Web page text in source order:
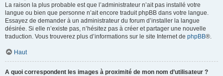
La raison la plus probable est que l’administrateur n’ait pas installé votre
langue ou bien que personne n’ait encore traduit phpBB dans votre langue.
Essayez de demander à un administrateur du forum d’installer la langue
désirée. Si elle n’existe pas, n’hésitez pas à créer et partager une nouvelle
traduction. Vous trouverez plus d’informations sur le site Internet de phpBB®.
Haut
A quoi correspondent les images à proximité de mon nom d’utilisateur ?